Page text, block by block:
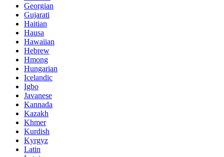
Georgian
Gujarati
Haitian
Hausa
Hawaiian
Hebrew
Hmong
Hungarian
Icelandic
Igbo
Javanese
Kannada
Kazakh
Khmer
Kurdish
Kyrgyz
Latin